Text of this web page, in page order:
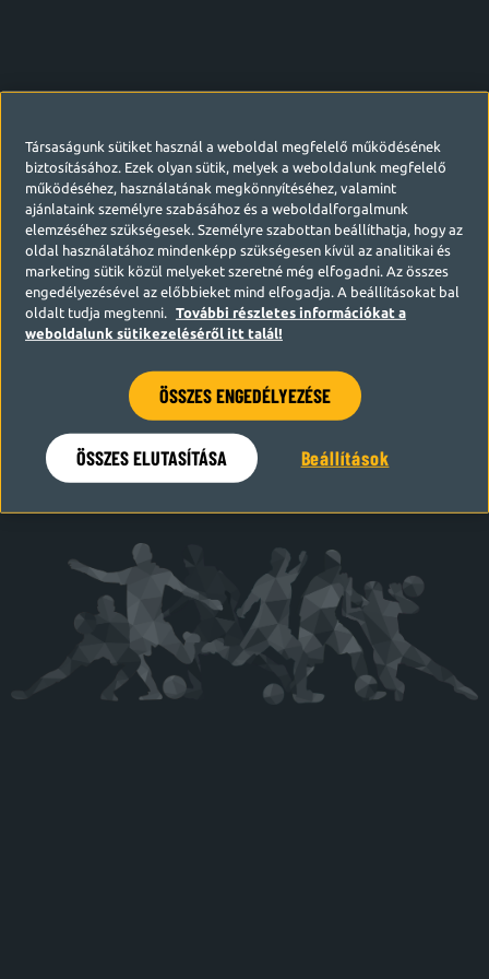
Hamarosan visszatérünk
Társaságunk sütiket használ a weboldal megfelelő működésének
biztosításához. Ezek olyan sütik, melyek a weboldalunk megfelelő
működéséhez, használatának megkönnyítéséhez, valamint
ajánlataink személyre szabásához és a weboldalforgalmunk
elemzéséhez szükségesek. Személyre szabottan beállíthatja, hogy az
oldal használatához mindenképp szükségesen kívül az analitikai és
marketing sütik közül melyeket szeretné még elfogadni. Az összes
engedélyezésével az előbbieket mind elfogadja. A beállításokat bal
oldalt tudja megtenni.
További részletes információkat a
weboldalunk sütikezeléséről itt talál!
ÖSSZES ENGEDÉLYEZÉSE
ÖSSZES ELUTASÍTÁSA Beállítások